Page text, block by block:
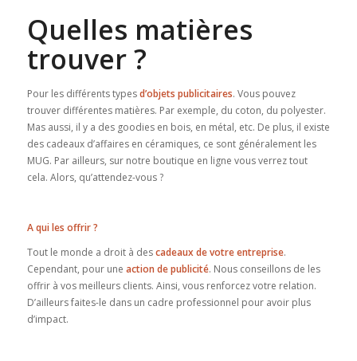
Quelles matières
trouver ?
Pour les différents typesd’objets publicitaires. Vous pouvez
trouver différentes matières. Par exemple, du coton, du polyester.
Mas aussi, il y a des goodies en bois, en métal, etc. De plus, il existe
des cadeaux d’affaires en céramiques, ce sont généralement les
MUG. Par ailleurs, sur notre boutique en ligne vous verrez tout
cela. Alors, qu’attendez-vous ?
A qui les offrir ?
Tout le monde a droit à descadeaux de votre entreprise.
Cependant, pour une action de publicité. Nous conseillons de les
offrir à vos meilleurs clients. Ainsi, vous renforcez votre relation.
D’ailleurs faites-le dans un cadre professionnel pour avoir plus
d’impact.